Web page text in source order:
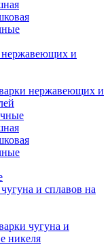
нержавеющих и
нержавеющих и
и сплавов на
чугуна и
никеля